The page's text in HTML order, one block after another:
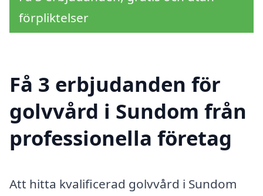
förpliktelser
Få 3 erbjudanden för
golvvård i Sundom från
professionella företag
Att hitta kvalificerad golvvård i Sundom